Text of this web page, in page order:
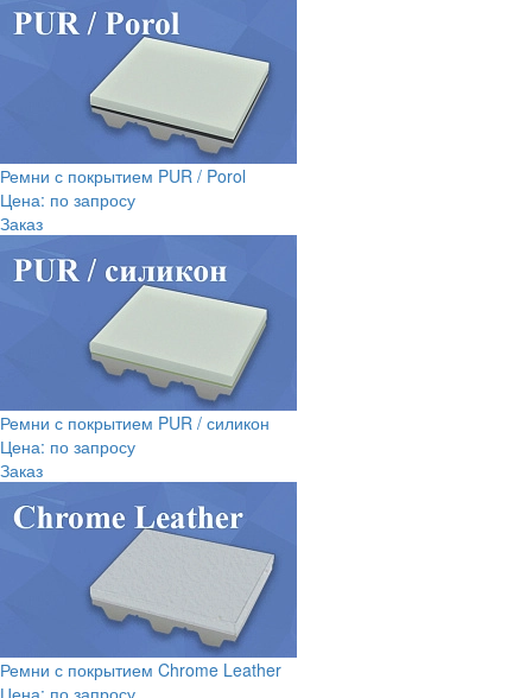
Ремни с покрытием PUR / Porol
Цена: по запросу
Заказ
Ремни с покрытием PUR / силикон
Цена: по запросу
Заказ
Ремни с покрытием Chrome Leather
Цена: по запросу